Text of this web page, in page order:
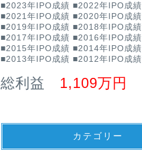
■2023年IPO成績 ■2022年IPO成績
■2021年IPO成績 ■2020年IPO成績
■2019年IPO成績 ■2018年IPO成績
■2017年IPO成績 ■2016年IPO成績
■2015年IPO成績 ■2014年IPO成績
■2013年IPO成績 ■2012年IPO成績
総利益 1,109万円
カテゴリー